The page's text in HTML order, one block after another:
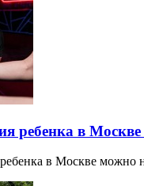
ребенка в
в Москве